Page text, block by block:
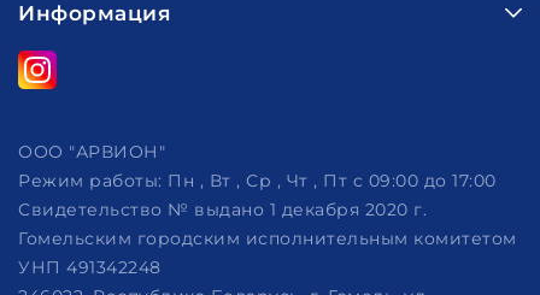
Информация
ООО "АРВИОН"
Режим работы: Пн , Вт , Ср , Чт , Пт c 09:00 до 17:00
Свидетельство № выдано 1 декабря 2020 г.
Гомельским городским исполнительным комитетом
УНП 491342248